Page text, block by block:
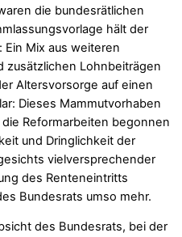
die bundesrätlichen
hält der
Mix aus weiteren
zusätzlichen Lohnbeiträgen
Altersvorsorge auf einen
Dieses Mammutvorhaben
Reformarbeiten begonnen
und Dringlichkeit der
vielversprechender
des Renteneintritts
Bundesrats umso mehr.
des Bundesrats, bei der